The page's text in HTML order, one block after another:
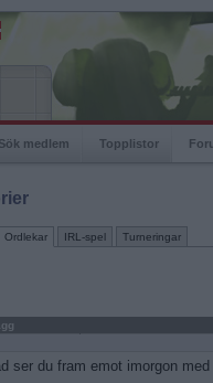
Sök medlem Topplistor
Ordlekar IRL-spel Turneringar
ser du fram emot imorgon